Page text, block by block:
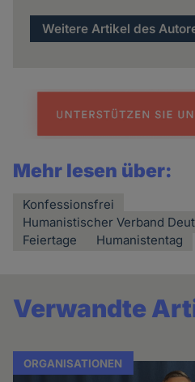
Weitere Artikel des
Mehr lesen über:
Konfessionsfrei
Humanistischer Verband
Feiertage
Humanistentag
Verwandte
ORGANISATIONEN